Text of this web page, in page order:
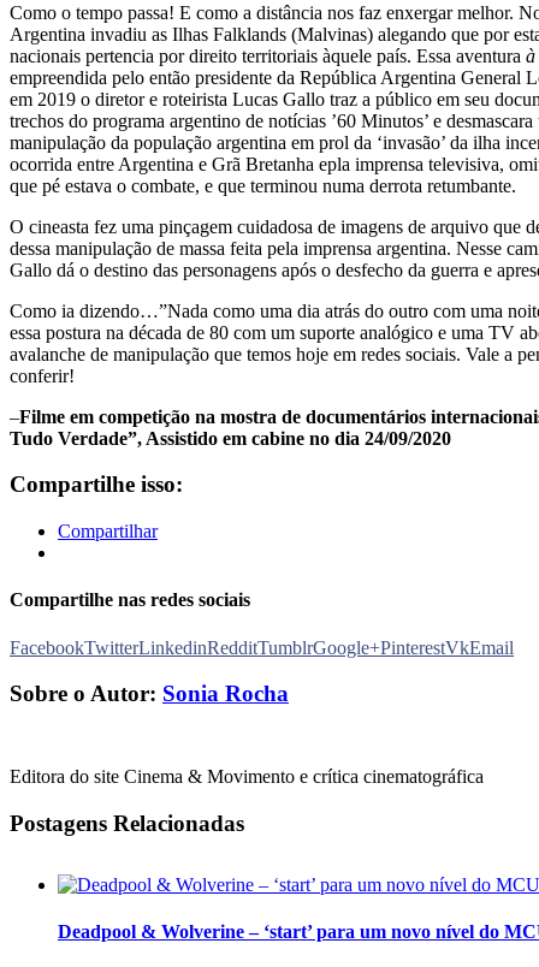
Como o tempo passa! E como a distância nos faz enxergar melhor.
Argentina invadiu as Ilhas Falklands (Malvinas) alegando que por
nacionais pertencia por direito territoriais àquele país. Essa aventura
empreendida pelo então presidente da República Argentina General
em 2019 o diretor e roteirista Lucas Gallo traz a público em seu
trechos do programa argentino de notícias ’60 Minutos’ e desmascara
manipulação da população argentina em prol da ‘invasão’ da ilha
ocorrida entre Argentina e Grã Bretanha epla imprensa televisiva,
que pé estava o combate, e que terminou numa derrota retumbante.
O cineasta fez uma pinçagem cuidadosa de imagens de arquivo que
dessa manipulação de massa feita pela imprensa argentina. Nesse
Gallo dá o destino das personagens após o desfecho da guerra e
Como ia dizendo…”Nada como uma dia atrás do outro com uma
essa postura na década de 80 com um suporte analógico e uma TV
avalanche de manipulação que temos hoje em redes sociais. Vale a
conferir!
–Filme em competição na mostra de documentários
Tudo Verdade”, Assistido em cabine no dia 24/09/2020
Compartilhe isso:
Compartilhar
Compartilhe nas redes sociais
FacebookTwitterLinkedinRedditTumblrGoogle+PinterestVkEmail
Sobre o Autor: Sonia Rocha
Editora do site Cinema & Movimento e crítica cinematográfica
Postagens Relacionadas
Deadpool & Wolverine – ‘start’ para um novo nível do